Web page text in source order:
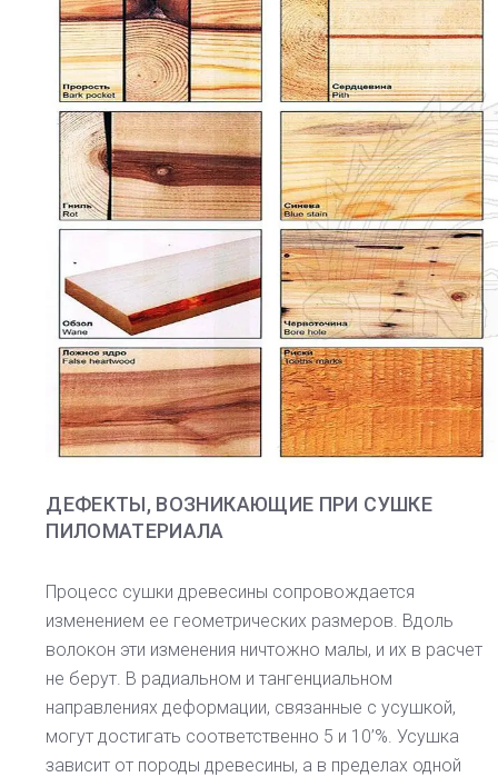
ДЕФЕКТЫ, ВОЗНИКАЮЩИЕ ПРИ СУШКЕ
ПИЛОМАТЕРИАЛА
Процесс сушки древесины сопровождается
изменением ее геометрических размеров. Вдоль
волокон эти изменения ничтожно малы, и их в расчет
не берут. В радиальном и тангенциальном
направлениях деформации, связанные с усушкой,
могут достигать соответственно 5 и 10’%. Усушка
зависит от породы древесины, а в пределах одной